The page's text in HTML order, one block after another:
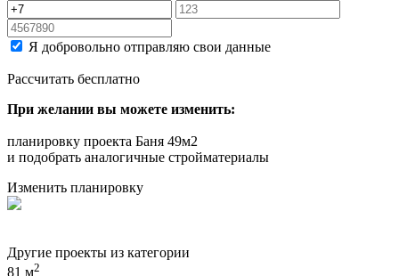
Я добровольно отправляю свои данные
Рассчитать бесплатно
При желании вы можете изменить:
планировку проекта Баня 49м2
и подобрать аналогичные стройматериалы
Изменить планировку
Другие проекты из категории
81 м2